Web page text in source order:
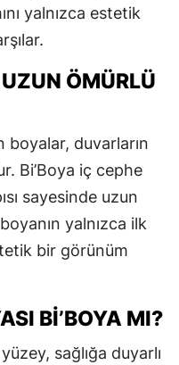
yalnızca estetik
ÖMÜRLÜ
boyalar, duvarların
Bi’Boya iç cephe
sayesinde uzun
yalnızca ilk
bir görünüm
BI’BOYA MI?
sağlığa duyarlı